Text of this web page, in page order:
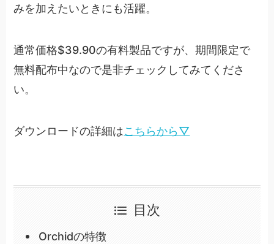
みを加えたいときにも活躍。
通常価格$39.90の有料製品ですが、期間限定で
無料配布中なので是非チェックしてみてくださ
い。
ダウンロードの詳細はこちらから▽
目次
Orchidの特徴